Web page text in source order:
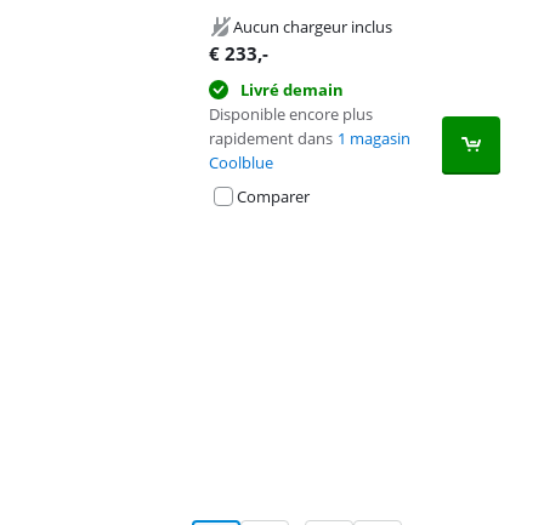
Aucun chargeur inclus
€ 233,-
Livré demain
Disponible encore plus
rapidement dans 1 magasin
Coolblue
Comparer